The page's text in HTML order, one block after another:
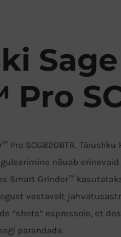
Pro SCG820BTR.
nõuab
Smart Grinder™
vastavalt
“shots” espressole, et
parandada.